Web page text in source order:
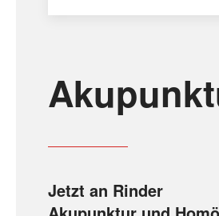
Jetzt an Rinder